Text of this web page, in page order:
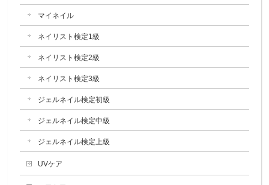
マイネイル
ネイリスト検定1級
ネイリスト検定2級
ネイリスト検定3級
ジェルネイル検定初級
ジェルネイル検定中級
ジェルネイル検定上級
UVケア